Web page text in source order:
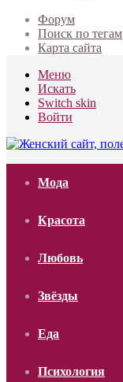
Форум
Поиск по тегам
Карта сайта
Меню
Искать
Switch skin
Войти
Мода
Красота
Любовь
Звёзды
Еда
Психология